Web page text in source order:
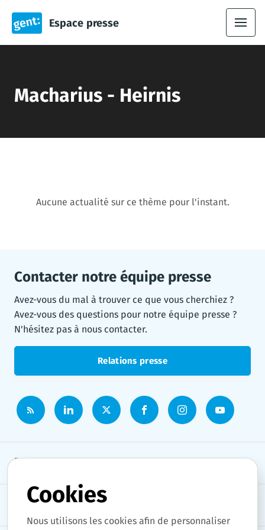
Espace presse
Macharius - Heirnis
Aucune actualité sur ce thème pour l'instant.
Contacter notre équipe presse
Avez-vous du mal à trouver ce que vous cherchiez ?
Avez-vous des questions pour notre équipe presse ?
N'hésitez pas à nous contacter.
Relations presse
Espace presse
Thèmes
Cookies
Nous utilisons les cookies afin de personnaliser